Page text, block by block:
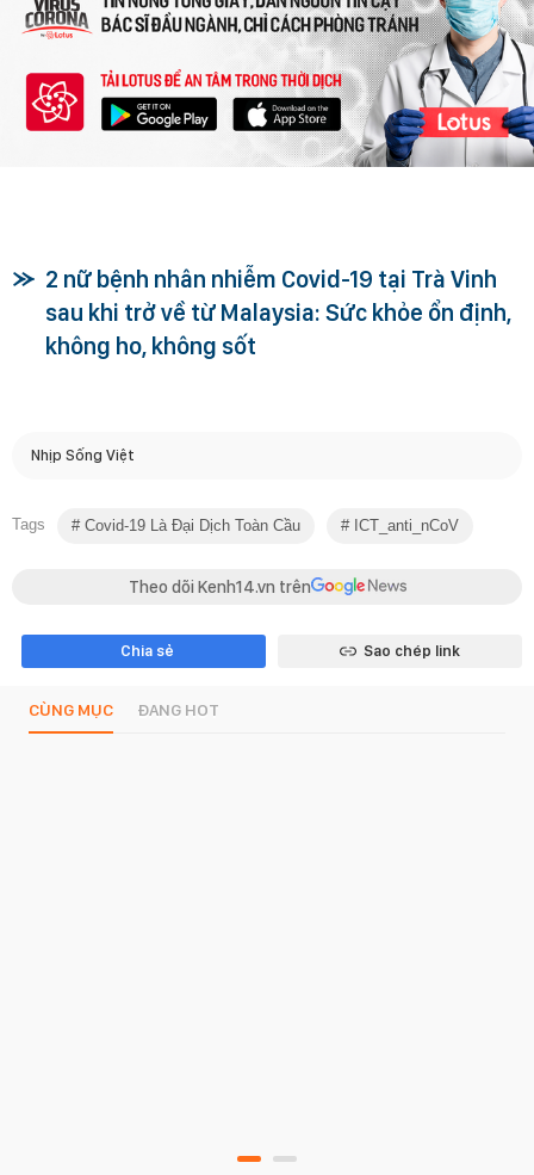
2 nữ bệnh nhân nhiễm Covid-19 tại Trà Vinh
sau khi trở về từ Malaysia: Sức khỏe ổn định,
không ho, không sốt
Nhịp Sống Việt
Tags Covid-19 Là Đại Dịch Toàn Cầu ICT_anti_nCoV
Theo dõi Kenh14.vn trên
Chia sẻ Sao chép link
CÙNG MỤC ĐANG HOT